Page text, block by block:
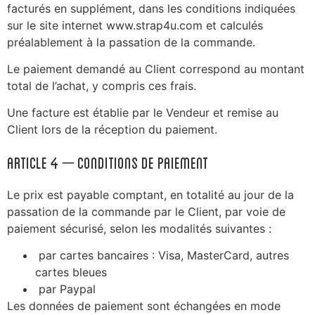
facturés en supplément, dans les conditions indiquées
sur le site internet www.strap4u.com et calculés
préalablement à la passation de la commande.
Le paiement demandé au Client correspond au montant
total de l’achat, y compris ces frais.
Une facture est établie par le Vendeur et remise au
Client lors de la réception du paiement.
ARTICLE 4 – Conditions de paiement
Le prix est payable comptant, en totalité au jour de la
passation de la commande par le Client, par voie de
paiement sécurisé, selon les modalités suivantes :
par cartes bancaires : Visa, MasterCard, autres
cartes bleues
par Paypal
Les données de paiement sont échangées en mode